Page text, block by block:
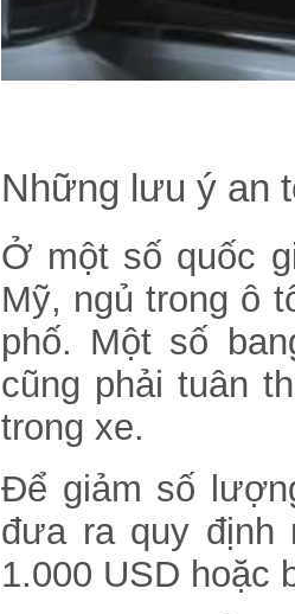
Những lưu ý an
Ở một số quốc
Mỹ, ngủ trong ô
phố. Một số
cũng phải tuân
trong xe.
Để giảm số
đưa ra quy định
1.000 USD hoặc